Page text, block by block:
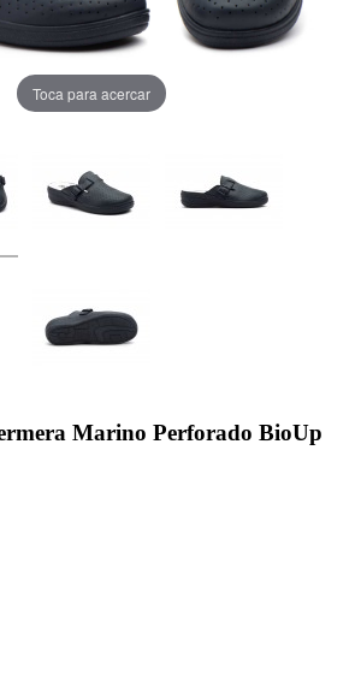
Toca para acercar
Marino Perforado BioUp